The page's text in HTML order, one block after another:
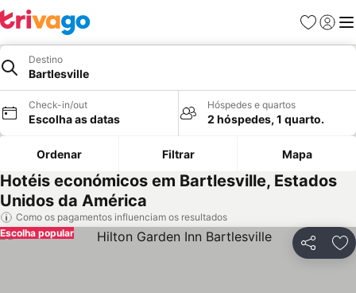
Favoritos
Iniciar
Destino
Bartlesville
Check-in/out
Escolha as datas
Hóspedes e quartos
2 hóspedes, 1 quarto.
Ordenar Filtrar Mapa
Hotéis económicos em Bartlesville, Estados
Unidos da América
Como os pagamentos influenciam os resultados
Partilhar
Escolha popular